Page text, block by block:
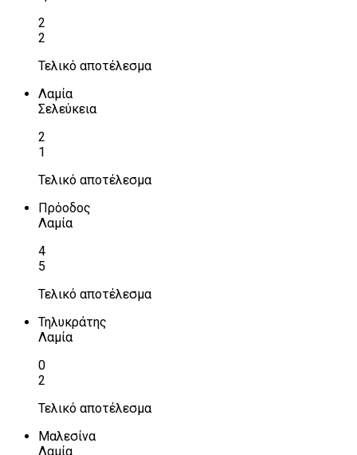
2
2
Τελικό αποτέλεσμα
Λαμία
Σελεύκεια
2
1
Τελικό αποτέλεσμα
Πρόοδος
Λαμία
4
5
Τελικό αποτέλεσμα
Τηλυκράτης
Λαμία
0
2
Τελικό αποτέλεσμα
Μαλεσίνα
Λαμία